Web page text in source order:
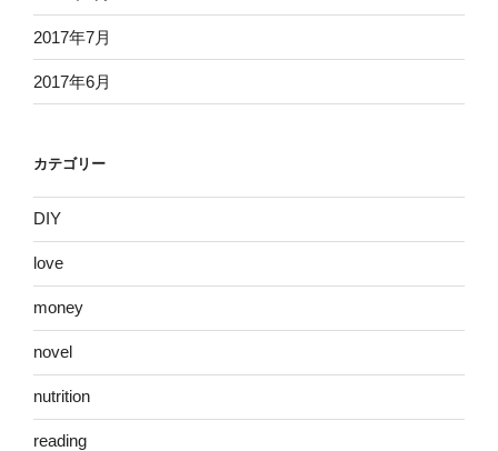
2017年7月
2017年6月
カテゴリー
DIY
love
money
novel
nutrition
reading